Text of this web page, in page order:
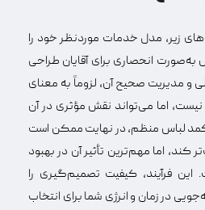
زیر، مدل خدمات موردنظر خود را
انحصاری برای آقایان طراحی
مدیریت صحیح آن، لزوماً به معنای
اما می‌تواند نقش مؤثری در آن
لباس منظم، در نهایت ممکن است
اما مهم‌ترین تأثیر آن در بهبود
فرآیند، کیفیت تصمیم‌گیری را
در زمان و انرژی شما برای انتخاب